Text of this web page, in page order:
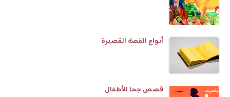
أنواع القصة القصيرة
قصص جحا للأطفال